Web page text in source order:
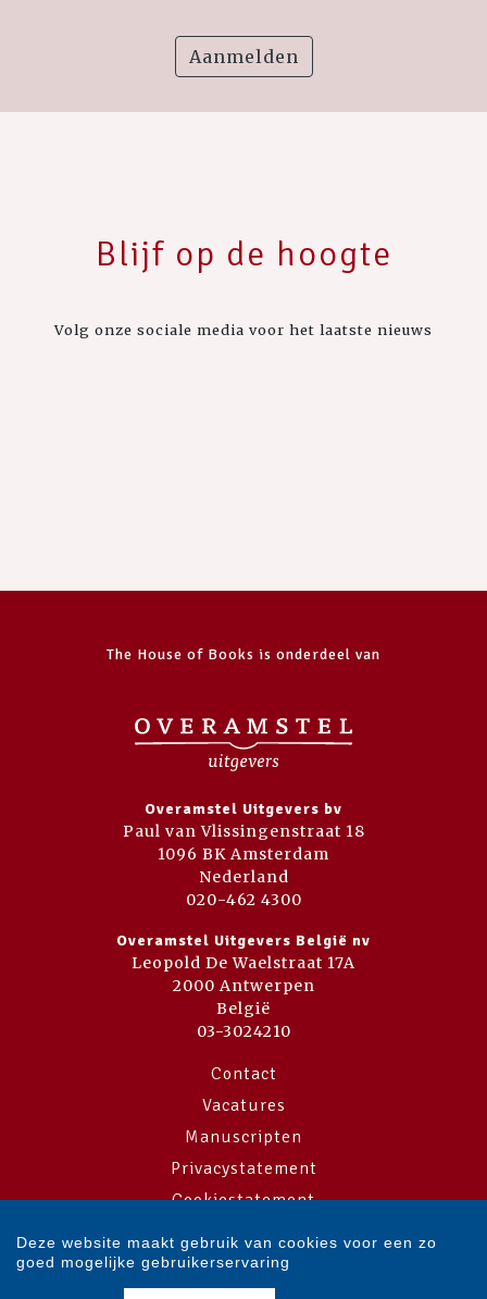
Aanmelden
Blijf op de hoogte
Volg onze sociale media voor het laatste nieuws
The House of Books is onderdeel van
Overamstel Uitgevers bv
Paul van Vlissingenstraat 18
1096 BK Amsterdam
Nederland
020-462 4300
Overamstel Uitgevers België nv
Leopold De Waelstraat 17A
2000 Antwerpen
België
03-3024210
Contact
Vacatures
Manuscripten
Privacystatement
Cookiestatement
Cookie-instellingen
Deze website maakt gebruik van cookies voor een zo
goed mogelijke gebruikerservaring